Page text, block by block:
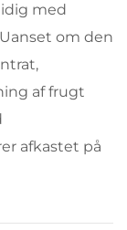
med
om den
af frugt
afkastet på